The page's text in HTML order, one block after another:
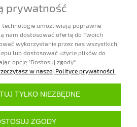
Dostępność:
1 sztuka
DO KOSZYKA
ZAKUPY
prywatność
technologie umożliwiają poprawne
nam dostosować ofertę do Twoich
wykorzystanie przez nas wszystkich
lub dostosować użycie plików do
opcję "Dostosuj zgody".
w naszej Polityce prywatności.
TYLKO NIEZBĘDNE
ZGODY